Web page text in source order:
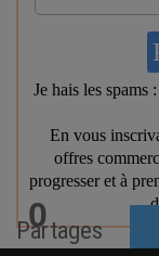
0
Partages